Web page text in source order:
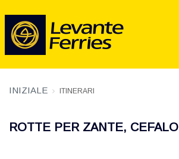
INIZIALE ITINERARI
ROTTE PER ZANTE,